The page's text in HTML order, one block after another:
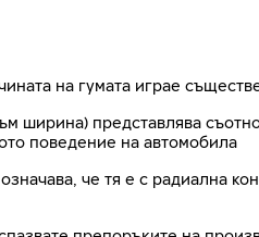
на гумата играе
ширина) представлява
поведение на автомобила
че тя е с радиална